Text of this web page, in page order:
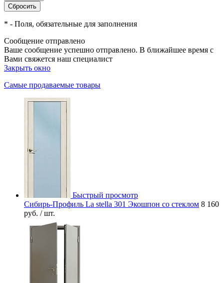
* - Поля, обязательные для заполнения
Сообщение отправлено
Ваше сообщение успешно отправлено. В ближайшее время с
Вами свяжется наш специалист
Закрыть окно
Самые продаваемые товары
Быстрый просмотр
Сибирь-Профиль La stella 301 Экошпон со стеклом 8 160
руб. / шт.